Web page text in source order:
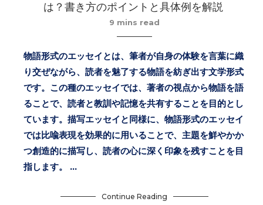
は？書き方のポイントと具体例を解説
9 mins read
物語形式のエッセイとは、筆者が自身の体験を言葉に織
り交ぜながら、読者を魅了する物語を紡ぎ出す文学形式
です。この種のエッセイでは、著者の視点から物語を語
ることで、読者と教訓や記憶を共有することを目的とし
ています。描写エッセイと同様に、物語形式のエッセイ
では比喩表現を効果的に用いることで、主題を鮮やかか
つ創造的に描写し、読者の心に深く印象を残すことを目
指します。 …
Continue Reading